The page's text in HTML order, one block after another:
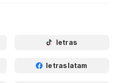
letras
letraslatam